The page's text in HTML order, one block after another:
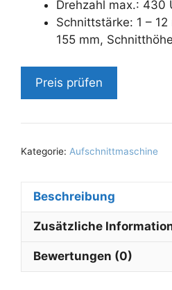
Drehzahl max.: 430
Schnittstärke: 1 –
155 mm,
Preis prüfen
Kategorie: Aufschnittmaschine
Beschreibung
Zusätzliche
Bewertungen (0)